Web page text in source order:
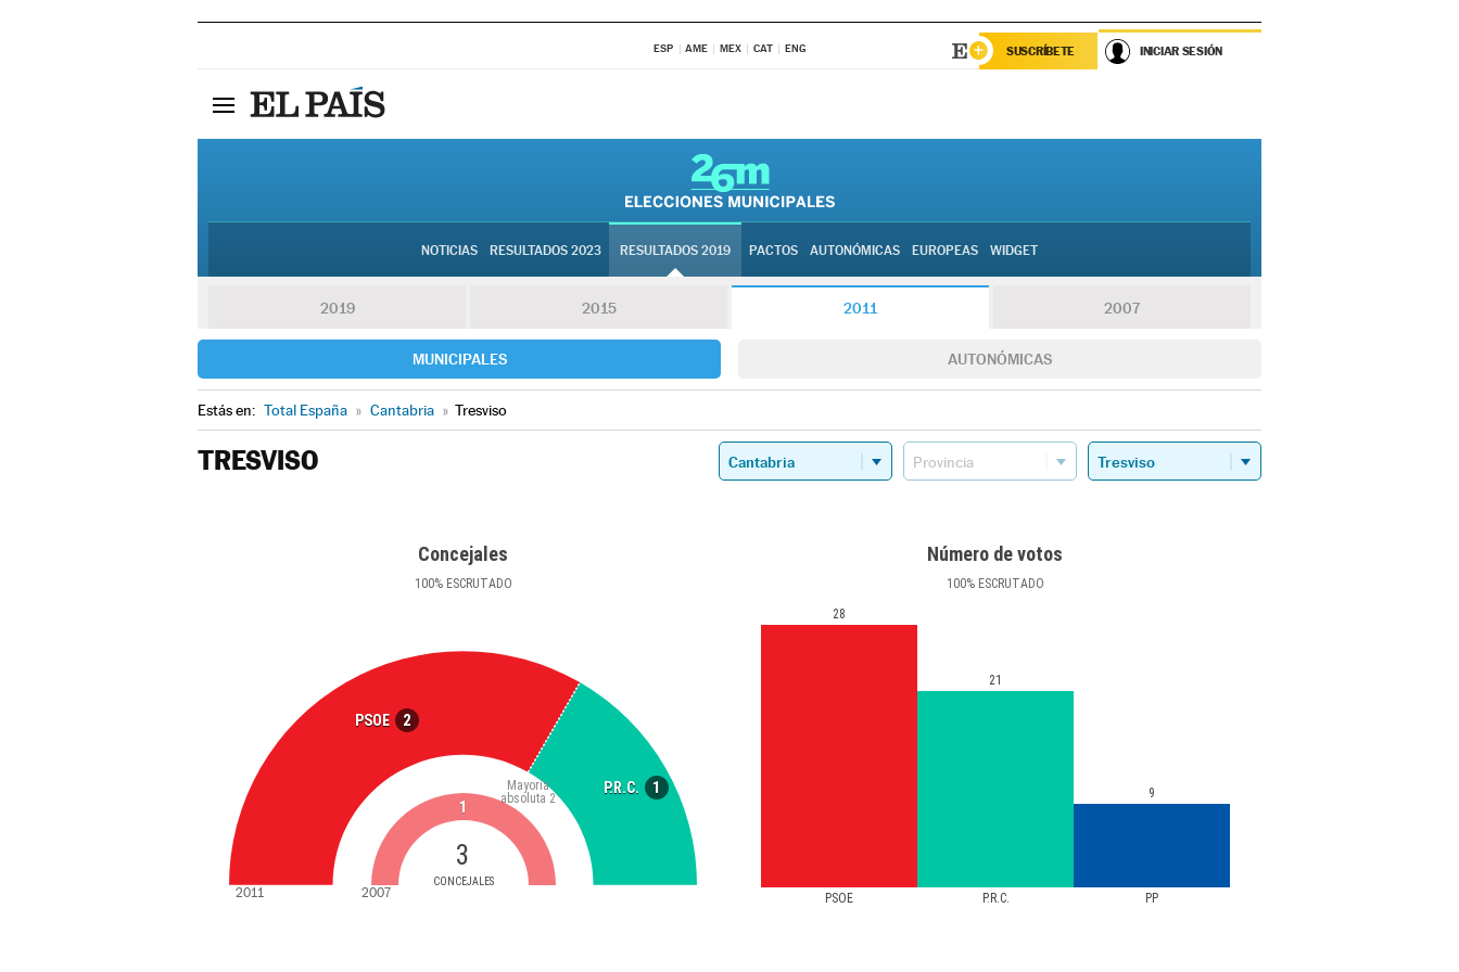
ESP AME MEX CAT ENG SUSCRÍBETE INICIAR SESIÓN
NOTICIAS RESULTADOS 2023 RESULTADOS 2019 PACTOS AUTONÓMICAS EUROPEAS WIDGET
2019 2015 2011 2007
MUNICIPALES AUTONÓMICAS
Estás en: Total España » Cantabria » Tresviso
TRESVISO
Concejales
100%ESCRUTADO
PSOE 2
P.R.C. 1
3
CONCEJALES
Mayoría
absoluta 2
1
2011 2007
Número de votos
100%ESCRUTADO
PSOE P.R.C. PP
28
21
9